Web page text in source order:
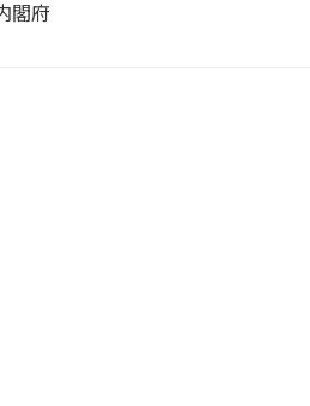
閣府